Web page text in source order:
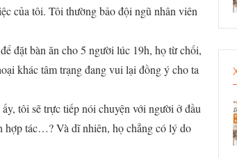
của tôi. Tôi thường bảo đội ngũ nhân viên
đặt bàn ăn cho 5 người lúc 19h, họ từ chối,
khác tâm trạng đang vui lại đồng ý cho ta
tôi sẽ trực tiếp nói chuyện với người ở đầu
hợp tác…? Và dĩ nhiên, họ chẳng có lý do